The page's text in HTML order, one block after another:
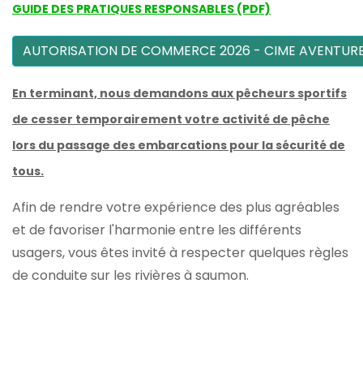
GUIDE DES PRATIQUES RESPONSABLES (PDF)
AUTORISATION DE COMMERCE 2026 - CIME
En terminant, nous demandons aux pêcheurs sportifs
de cesser temporairement votre activité de pêche
lors du passage des embarcations pour la sécurité de
tous.
Afin de rendre votre expérience des plus agréables
et de favoriser l'harmonie entre les différents
usagers, vous êtes invité à respecter quelques règles
de conduite sur les rivières à saumon.